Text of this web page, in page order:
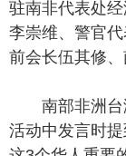
驻南非代表处
李崇维、警官
前会长伍其修
南部非洲
活动中发言时